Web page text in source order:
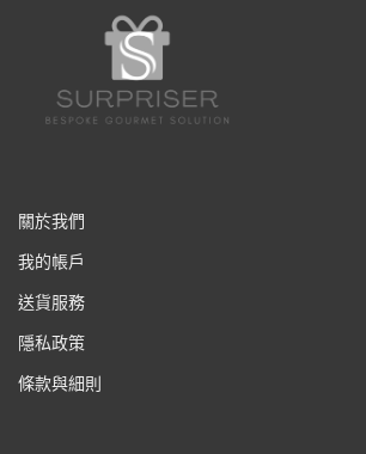
關於我們
我的帳戶
送貨服務
隱私政策
條款與細則